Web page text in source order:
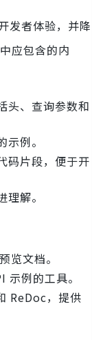
发者体验，并降
应包含的内
头、查询参数和
例。
码片段，便于开
解。
览文档。
示例的工具。
ReDoc，提供